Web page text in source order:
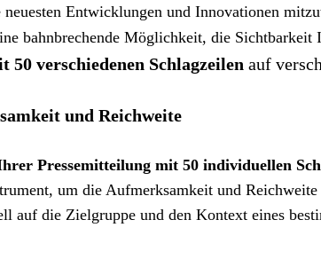
neuesten Entwicklungen und Innovationen
bahnbrechende Möglichkeit, die
verschiedenen Schlagzeilen auf
und Reichweite
Pressemitteilung mit 50 individuellen
um die Aufmerksamkeit und
auf die Zielgruppe und den Kontext eines